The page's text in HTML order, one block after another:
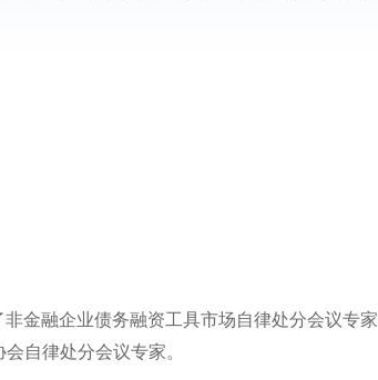
金融企业债务融资工具市场自律处分会议专
自律处分会议专家。